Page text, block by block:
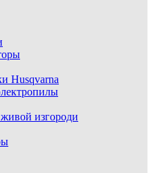
Husqvarna
изгороди